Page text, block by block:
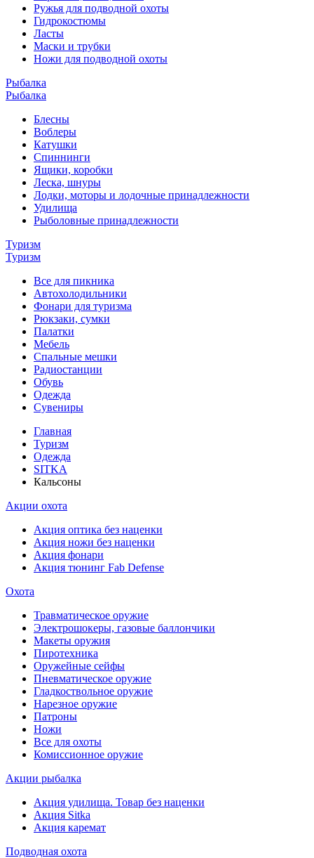
Ружья для подводной охоты
Гидрокостюмы
Ласты
Маски и трубки
Ножи для подводной охоты
Рыбалка
Рыбалка
Блесны
Воблеры
Катушки
Спиннинги
Ящики, коробки
Леска, шнуры
Лодки, моторы и лодочные принадлежности
Удилища
Рыболовные принадлежности
Туризм
Туризм
Все для пикника
Автохолодильники
Фонари для туризма
Рюкзаки, сумки
Палатки
Мебель
Спальные мешки
Радиостанции
Обувь
Одежда
Сувениры
Главная
Туризм
Одежда
SITKA
Кальсоны
Акции охота
Акция оптика без наценки
Акция ножи без наценки
Акция фонари
Акция тюнинг Fab Defense
Охота
Травматическое оружие
Электрошокеры, газовые баллончики
Макеты оружия
Пиротехника
Оружейные сейфы
Пневматическое оружие
Гладкоствольное оружие
Нарезное оружие
Патроны
Ножи
Все для охоты
Комиссионное оружие
Акции рыбалка
Акция удилища. Товар без наценки
Акция Sitka
Акция каремат
Подводная охота